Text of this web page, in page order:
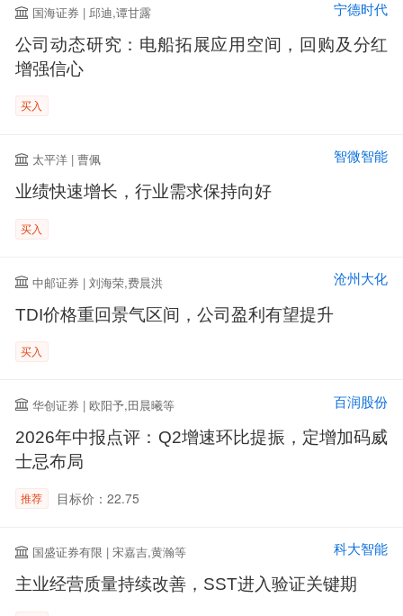
国海证券 | 邱迪,谭甘露 宁德时代
公司动态研究：电船拓展应用空间，回购及分红
增强信心
买入
太平洋 | 曹佩 智微智能
业绩快速增长，行业需求保持向好
买入
中邮证券 | 刘海荣,费晨洪 沧州大化
TDI价格重回景气区间，公司盈利有望提升
买入
华创证券 | 欧阳予,田晨曦等 百润股份
2026年中报点评：Q2增速环比提振，定增加码威
士忌布局
推荐 目标价：22.75
国盛证券有限 | 宋嘉吉,黄瀚等 科大智能
主业经营质量持续改善，SST进入验证关键期